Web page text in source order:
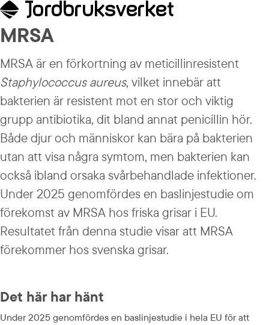
MRSA
Staphylococcus aureus, vilket innebär att
bakterien är resistent mot en stor och viktig
grupp antibiotika, dit bland annat penicillin hör.
Både djur och människor kan bära på bakterien
utan att visa några symtom, men bakterien kan
också ibland orsaka svårbehandlade infektioner.
Under 2025 genomfördes en baslinjestudie om
förekomst av MRSA hos friska grisar i EU.
Resultatet från denna studie visar att MRSA
förekommer hos svenska grisar.
Det här har hänt
Under 2025 genomfördes en baslinjestudie i hela EU för att